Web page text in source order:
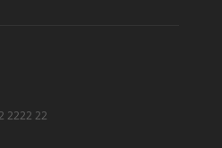
2222 22